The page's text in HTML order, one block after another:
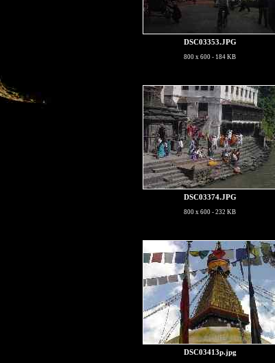
DSC03353.JPG
800 x 600 - 184 KB
DSC03374.JPG
800 x 600 - 232 KB
DSC03413p.jpg